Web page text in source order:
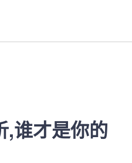
谁才是你的